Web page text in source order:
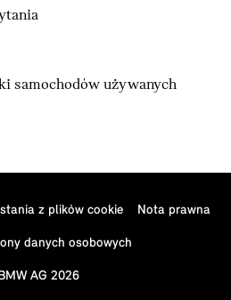
samochodów używanych
z plików cookie Nota prawna
danych osobowych
AG 2026